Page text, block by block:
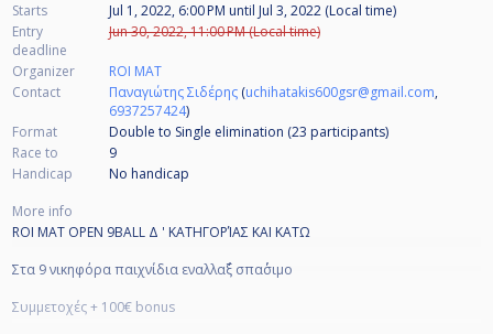
Starts Jul 1, 2022, 6:00 PM until Jul 3, 2022 (Local time)
Entry
deadline
Jun 30, 2022, 11:00 PM (Local time)
Organizer
ROI MAT
Contact
Παναγιώτης Σιδέρης (uchihatakis600gsr@gmail.com,
6937257424)
Format
Double to Single elimination (23 participants)
Race to
9
Handicap
No handicap
More info
ROI MAT OPEN 9BALL Δ ' ΚΑΤΗΓΟΡΊΑΣ ΚΑΙ ΚΑΤΩ
Στα 9 νικηφόρα παιχνίδια εναλλα΄΄ξ σπα΄΄σιμο
Συμμετοχές + 100€ bonus